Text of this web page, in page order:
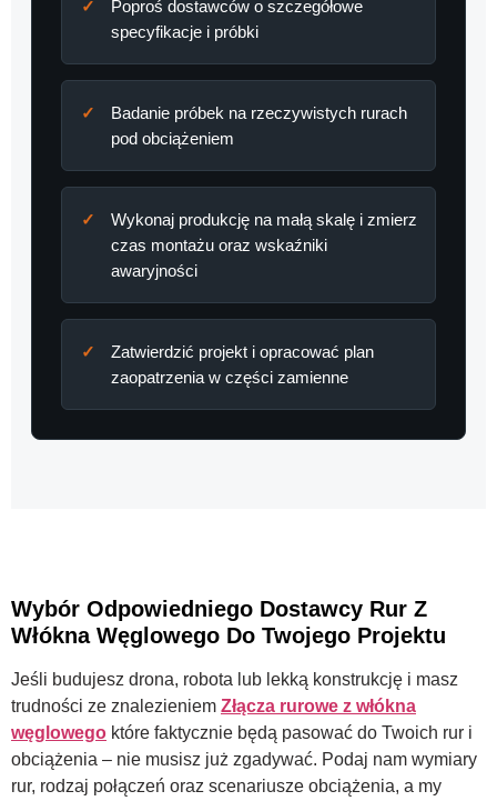
Poproś dostawców o szczegółowe
specyfikacje i próbki
Badanie próbek na rzeczywistych rurach
pod obciążeniem
Wykonaj produkcję na małą skalę i zmierz
czas montażu oraz wskaźniki
awaryjności
Zatwierdzić projekt i opracować plan
zaopatrzenia w części zamienne
Wybór Odpowiedniego Dostawcy Rur Z
Włókna Węglowego Do Twojego Projektu
Jeśli budujesz drona, robota lub lekką konstrukcję i masz
trudności ze znalezieniem Złącza rurowe z włókna
węglowego które faktycznie będą pasować do Twoich rur i
obciążenia – nie musisz już zgadywać. Podaj nam wymiary
rur, rodzaj połączeń oraz scenariusze obciążenia, a my